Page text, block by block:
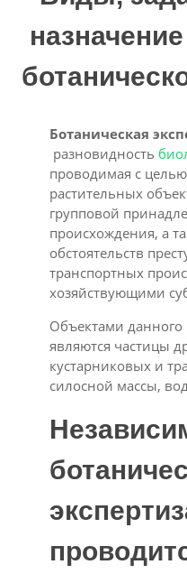
Ботаническая
разновидность
проводимая с
растительных
групповой
происхождения, а
обстоятельств
транспортных
хозяйствующими
Объектами данного
являются частицы
кустарниковых и
силосной массы,